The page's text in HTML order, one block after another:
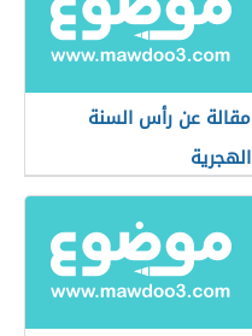
مقالة عن رأس السنة
الهجرية